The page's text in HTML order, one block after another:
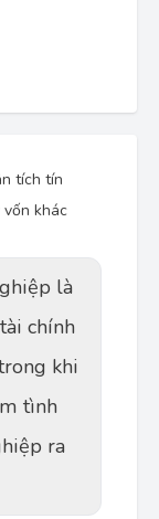
tích tín
khác
là
chính
khi
tình
ra